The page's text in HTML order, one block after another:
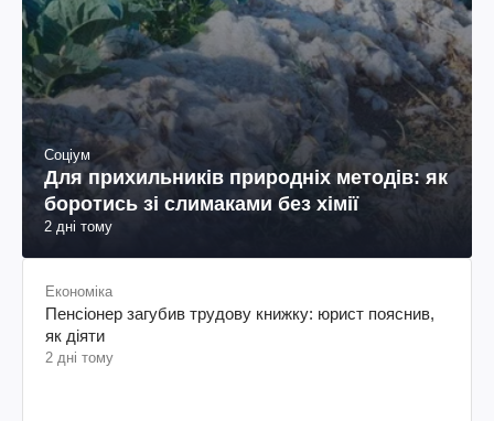
Соціум
Для прихильників природніх методів: як
боротись зі слимаками без хімії
2 дні тому
Економіка
Пенсіонер загубив трудову книжку: юрист пояснив,
як діяти
2 дні тому